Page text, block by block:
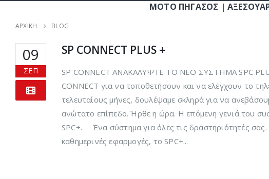
ΜΟΤΟ ΠΗΓΑΣΟΣ | ΑΞΕΣΟΥΑΡ
ΑΡΧΙΚΉ BLOG
09
ΣΕΠ
SP CONNECT PLUS +
SP CONNECT ΑΝΑΚΑΛΥΨΤΕ ΤΟ ΝΕΟ ΣΥΣΤΗΜΑ SPC
CONNECT για να τοποθετήσουν και να ελέγχουν το
τελευταίους μήνες, δουλέψαμε σκληρά για να
ανώτατο επίπεδο. Ήρθε η ώρα. Η επόμενη γενιά του
SPC+. Ένα σύστημα για όλες τις δραστηριότητές
καθημερινές εφαρμογές, το SPC+...